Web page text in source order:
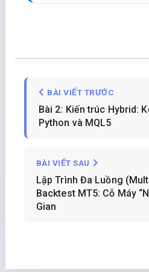
BÀI VIẾT TRƯỚC
Bài 2: Kiến trúc Hybrid:
Python và MQL5
BÀI VIẾT SAU
Lập Trình Đa Luồng
Backtest MT5: Cỗ Máy
Gian